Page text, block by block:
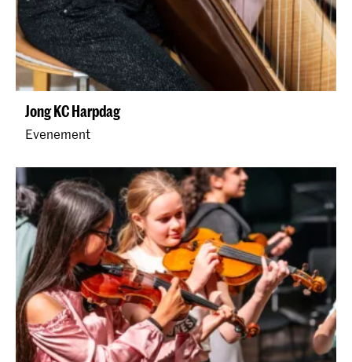
Jong KC Harpdag
Evenement